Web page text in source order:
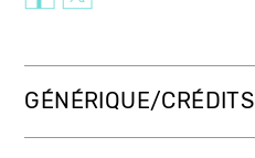
GÉNÉRIQUE/CRÉDITS